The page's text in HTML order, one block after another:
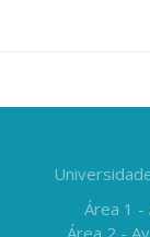
Área 1 -
Área 2 -